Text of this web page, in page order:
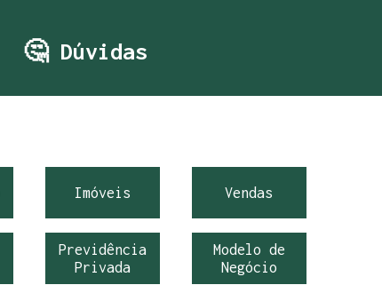
🤔 Dúvidas
Imóveis Vendas
Previdência
Privada
Modelo de
Negócio